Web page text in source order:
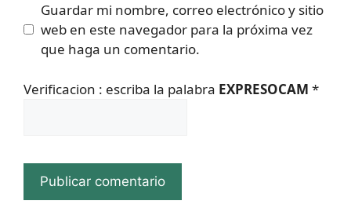
Guardar mi nombre, correo electrónico y sitio
web en este navegador para la próxima vez
que haga un comentario.
Verificacion : escriba la palabra EXPRESOCAM *